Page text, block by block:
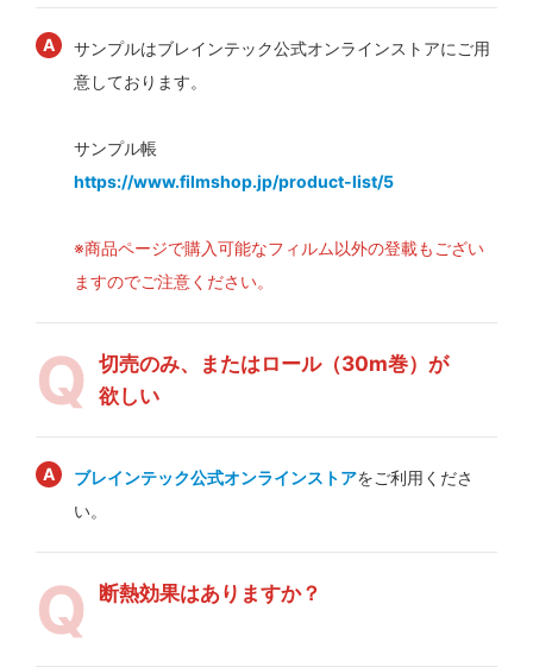
サンプルはブレインテック公式オンラインストアにご用
意しております。
サンプル帳
https://www.filmshop.jp/product-list/5
※商品ページで購入可能なフィルム以外の登載もござい
ますのでご注意ください。
切売のみ、またはロール（30m巻）が
欲しい
ブレインテック公式オンラインストアをご利用くださ
い。
断熱効果はありますか？